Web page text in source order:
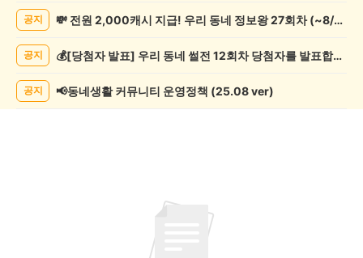
록
공지 💸 전원 2,000캐시 지급! 우리 동네 정보왕 27회차 (~8/10)
공지 💰[당첨자 발표] 우리 동네 썰전 12회차 당첨자를 발표합니다!
공지 📢동네생활 커뮤니티 운영정책 (25.08 ver)